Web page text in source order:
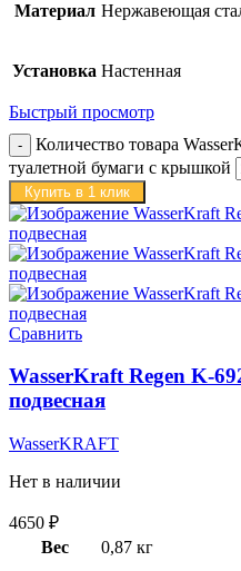
Материал Нержавеющая
Установка Настенная
Быстрый просмотр
Количество товара
туалетной бумаги с крышкой
Купить в 1 клик
Сравнить
WasserKraft Regen K-
подвесная
WasserKRAFT
Нет в наличии
4650 ₽
Вес
0,87 кг